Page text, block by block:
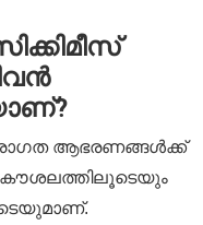
ആഭരണങ്ങൾക്ക്